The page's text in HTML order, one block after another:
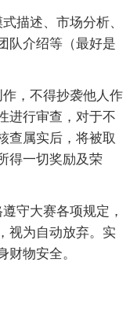
描述、市场分析、
队介绍等（最好是
，不得抄袭他人作
进行审查，对于不
查属实后，将被取
得一切奖励及荣
守大赛各项规定，
视为自动放弃。实
财物安全。